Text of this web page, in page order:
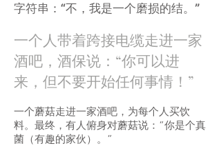
字符串：“不，我是一个磨损的结。”
一个人带着跨接电缆走进一家
酒吧，酒保说：“你可以进
来，但不要开始任何事情！”
一个蘑菇走进一家酒吧，为每个人买饮
料。最终，有人俯身对蘑菇说：“你是个真
菌（有趣的家伙）。”